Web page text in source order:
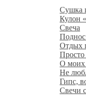
Сушка
Кулон
Свеча
Отдых
О моих
Не
Гипс,
Свечи